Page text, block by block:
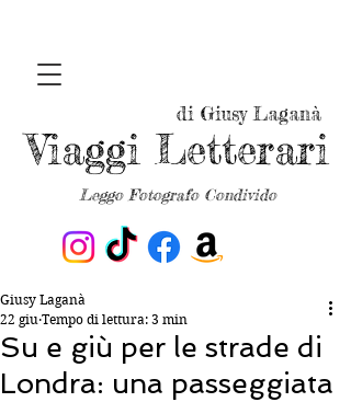
Leggo Fotografo Condivido
Viaggi Letterari
di Giusy Laganà
Su e giù per le strade di
Londra: una passeggiata
Giusy Laganà
22 giu Tempo di lettura: 3 min